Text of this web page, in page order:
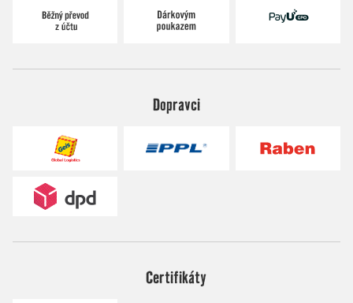
Dopravci
Certifikáty